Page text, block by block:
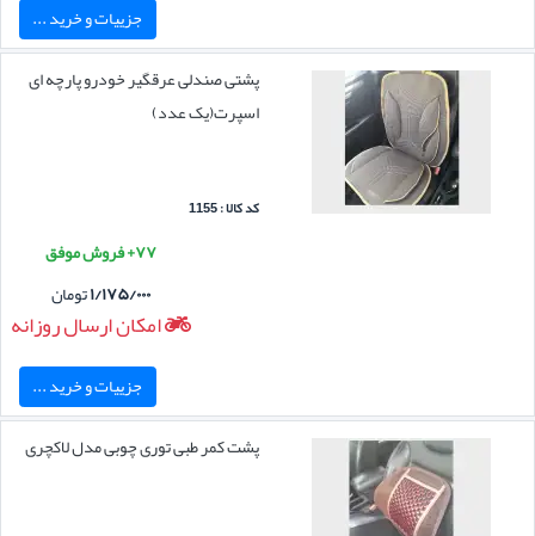
جزییات و خرید ...
پشتی صندلی عرقگیر خودرو پارچه ای
اسپرت(یک عدد)
کد کالا : 1155
۷۷+ فروش موفق
۱/۱۷۵/۰۰۰تومان
امکان ارسال روزانه
جزییات و خرید ...
پشت کمر طبی توری چوبی مدل لاکچری